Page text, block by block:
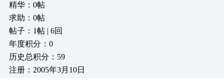
精华：0帖
求助：0帖
帖子：1帖 | 6回
年度积分：0
历史总积分：59
注册：2005年3月10日